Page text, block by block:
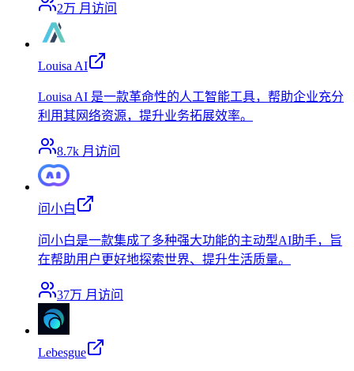
2万 月访问
Louisa AI
Louisa AI 是一款革命性的人工智能工具，帮助企业充分
利用其网络资源，提升业务拓展效率。
8.7k 月访问
问小白
问小白是一款集成了多种强大功能的主动型AI助手，旨
在帮助用户更好地探索世界、提升生活质量。
37万 月访问
Lebesgue